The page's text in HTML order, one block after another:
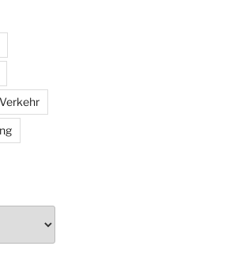
Verkehr